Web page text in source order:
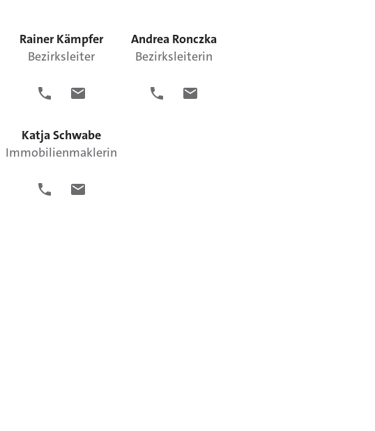
Rainer Kämpfer
Bezirksleiter
Andrea Ronczka
Bezirksleiterin
KatjaSchwabe
Immobilienmaklerin